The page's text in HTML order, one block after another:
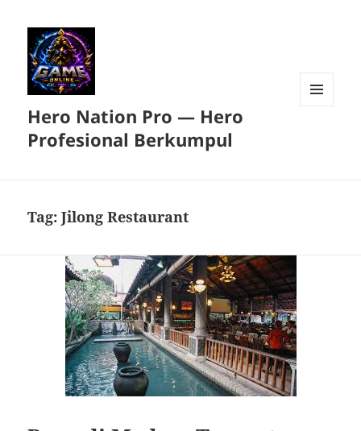
Hero Nation Pro — Hero
Profesional Berkumpul
Tag:Jilong Restaurant